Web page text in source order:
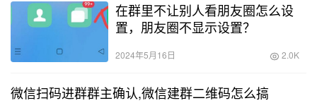
在群里不让别人看朋友圈怎么设
置，朋友圈不显示设置？
2024年5月16日 2.0K
微信扫码进群群主确认,微信建群二维码怎么搞